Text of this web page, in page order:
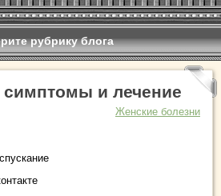
рубрику блога
и лечение
Женские болезни